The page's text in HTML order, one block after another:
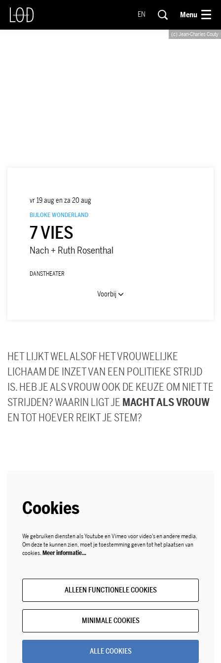
EN Menu
(c) Jean-Charles Couty
7 VIES
Nach + Ruth Rosenthal
BIJLOKE WONDERLAND
vr 19 augen za 20 aug
DANSTHEATER
Voorbij
HET LIJKT WEL ALSOF HET VROUWELIJKE
LICHAAM DE INZET VAN EEN POLITIEKE STRIJD
IS. HEB JE ALS VROUW OOK DE KEUZE OM NIET TE
STRIJDEN? WAARIN LIGT JE MACHT ALS VROUW
EN TOT HOEVER REIKT JE STEM?
Cookies
We gebruiken diensten als Youtube en Vimeo voor video's en andere media.
Om deze te kunnen zien, moet je toestemming geven tot het plaatsen van
cookies.Meer informatie…
ALLEEN FUNCTIONELE COOKIES
MINIMALE COOKIES
ALLE COOKIES